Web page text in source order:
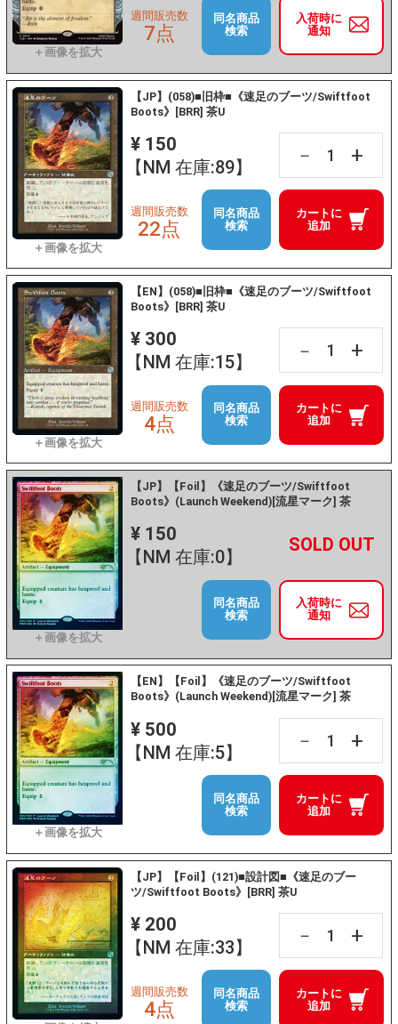
入荷時に
通知
週間販売数
7点
同名商品
検索
【JP】(058)■旧枠■《速足のブーツ/Swiftfoot
Boots》[BRR] 茶U
¥ 150
【NM 在庫:89】
－ +
カートに
追加
週間販売数
22点
同名商品
検索
【EN】(058)■旧枠■《速足のブーツ/Swiftfoot
Boots》[BRR] 茶U
¥ 300
【NM 在庫:15】
－ +
カートに
追加
週間販売数
4点
同名商品
検索
【JP】【Foil】《速足のブーツ/Swiftfoot
Boots》(Launch Weekend)[流星マーク] 茶
¥ 150
【NM 在庫:0】
－ +
入荷時に
通知
同名商品
検索
【EN】【Foil】《速足のブーツ/Swiftfoot
Boots》(Launch Weekend)[流星マーク] 茶
¥ 500
【NM 在庫:5】
－ +
カートに
追加
同名商品
検索
【JP】【Foil】(121)■設計図■《速足のブー
ツ/Swiftfoot Boots》[BRR] 茶U
¥ 200
【NM 在庫:33】
－ +
カートに
追加
週間販売数
4点
同名商品
検索